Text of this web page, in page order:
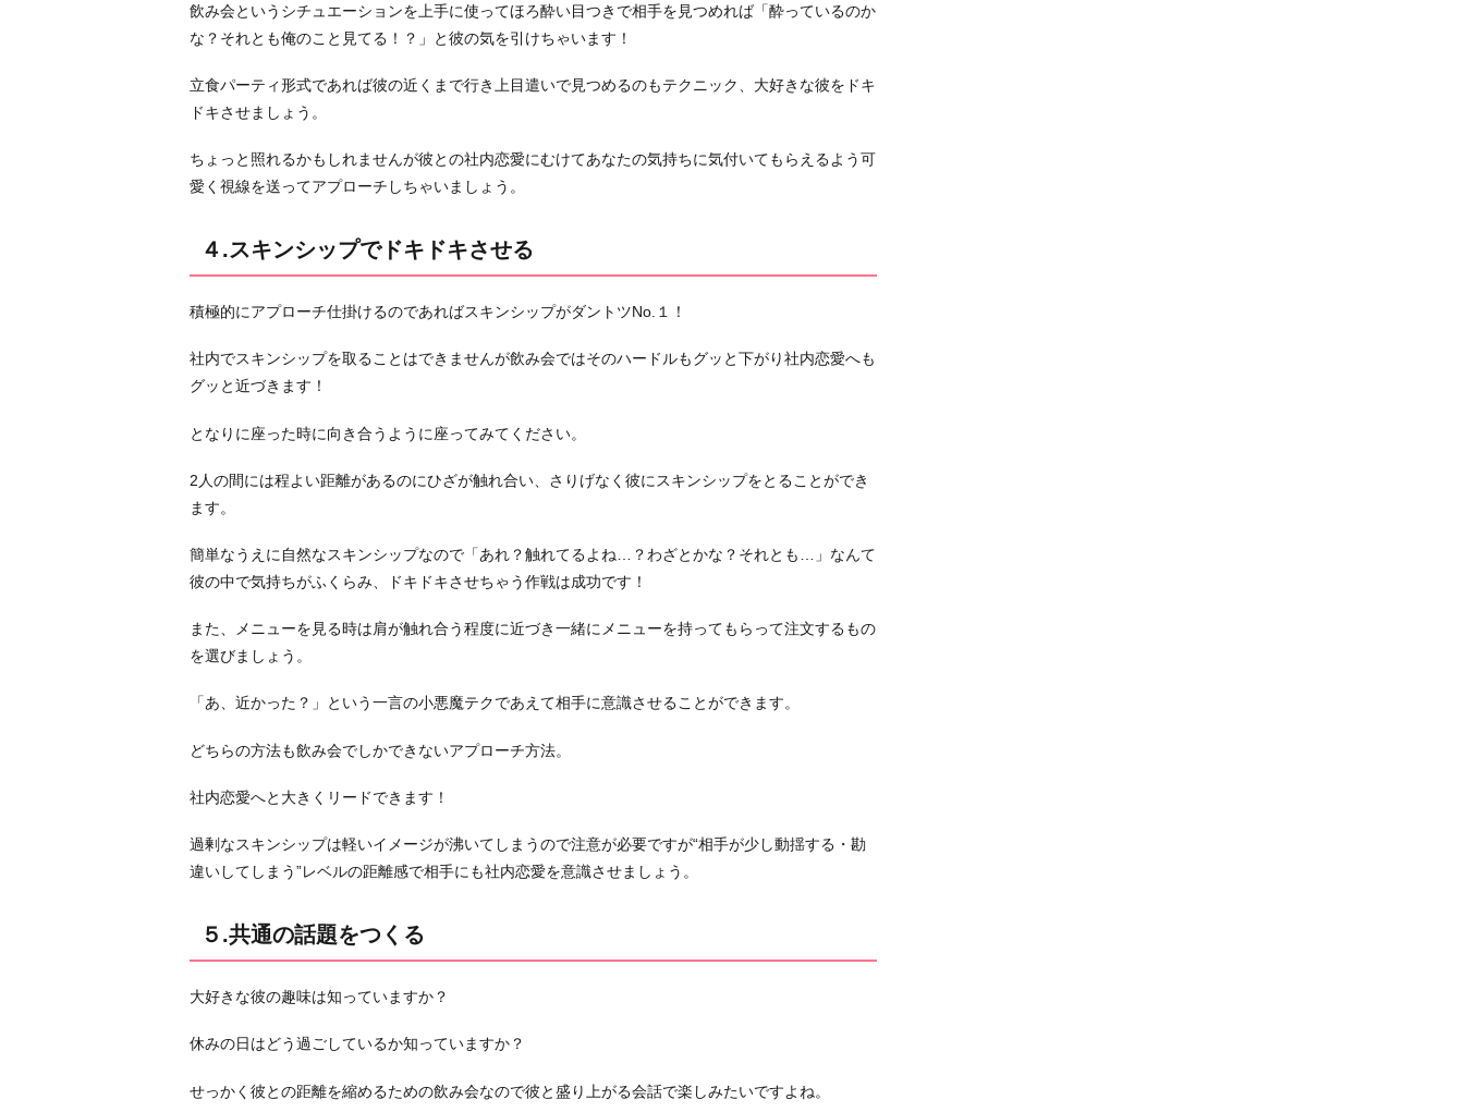
通
の
話
題
つ
く
６.
連
を
交
す
い
切
て
デ
ト
の
束
す
る
わ
り
に
飲み会というシチュエーションを上手に使ってほろ酔い目つきで相手を見つめれば「酔っているのか
な？それとも俺のこと見てる！？」と彼の気を引けちゃいます！
立食パーティ形式であれば彼の近くまで行き上目遣いで見つめるのもテクニック、大好きな彼をドキ
ドキさせましょう。
ちょっと照れるかもしれませんが彼との社内恋愛にむけてあなたの気持ちに気付いてもらえるよう可
愛く視線を送ってアプローチしちゃいましょう。
４.スキンシップでドキドキさせる
積極的にアプローチ仕掛けるのであればスキンシップがダントツNo.１！
社内でスキンシップを取ることはできませんが飲み会ではそのハードルもグッと下がり社内恋愛へも
グッと近づきます！
となりに座った時に向き合うように座ってみてください。
2人の間には程よい距離があるのにひざが触れ合い、さりげなく彼にスキンシップをとることができ
ます。
簡単なうえに自然なスキンシップなので「あれ？触れてるよね…？わざとかな？それとも…」なんて
彼の中で気持ちがふくらみ、ドキドキさせちゃう作戦は成功です！
また、メニューを見る時は肩が触れ合う程度に近づき一緒にメニューを持ってもらって注文するもの
を選びましょう。
「あ、近かった？」という一言の小悪魔テクであえて相手に意識させることができます。
どちらの方法も飲み会でしかできないアプローチ方法。
社内恋愛へと大きくリードできます！
過剰なスキンシップは軽いイメージが沸いてしまうので注意が必要ですが“相手が少し動揺する・勘
違いしてしまう”レベルの距離感で相手にも社内恋愛を意識させましょう。
５.共通の話題をつくる
大好きな彼の趣味は知っていますか？
休みの日はどう過ごしているか知っていますか？
せっかく彼との距離を縮めるための飲み会なので彼と盛り上がる会話で楽しみたいですよね。